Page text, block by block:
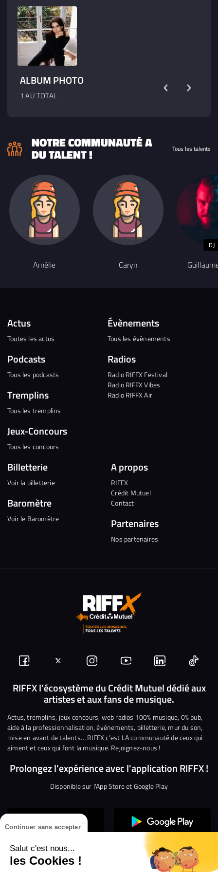
Continuer sans accepter
Salut c'est nous...
les Cookies !
ALBUM PHOTO
1 AU TOTAL
NOTRE COMMUNAUTÉ A
DU TALENT ! Tous les talents
Amélie Caryn
DJ
Actus
Toutes les actus
Podcasts
Tous les podcasts
Tremplins
Tous les tremplins
Jeux-Concours
Tous les concours
Évènements
Tous les évènements
Radios
Radio RIFFX Festival
Radio RIFFX Vibes
Radio RIFFX Air
Billetterie
Voir la billetterie
Baromètre
Voir le Baromètre
A propos
RIFFX
Crédit Mutuel
Contact
Partenaires
Nos partenaires
Suivez-
nous
Facebook
Suivez-
nous
sur
Twitter
Nous
rejoindre
sur
Instagram
Nous
rejoindre
sur
YouTube
Nous
rejoindre
sur
Linkedin
Nous
RIFFX l’écosystème du Crédit Mutuel dédié aux
artistes et aux fans de musique.
Actus, tremplins, jeux concours, web radios 100% musique, 0% pub,
aide à la professionnalisation, événements, billetterie, mur du son,
mise en avant de talents… RIFFX c’est LA communauté de ceux qui
aiment et ceux qui font la musique. Rejoignez-nous !
Prolongez l'expérience avec l'application RIFFX !
Disponible sur l'App Store et Google Play